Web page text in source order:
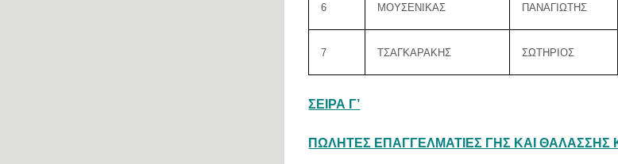
6 ΜΟΥΣΕΝΙΚΑΣ ΠΑΝΑΓΙΩΤΗΣ
7 ΤΣΑΓΚΑΡΑΚΗΣ ΣΩΤΗΡΙΟΣ
ΣΕΙΡΑ Γ’
ΠΩΛΗΤΕΣ ΕΠΑΓΓΕΛΜΑΤΙΕΣ ΓΗΣ ΚΑΙ ΘΑΛΑΣΣΗΣ